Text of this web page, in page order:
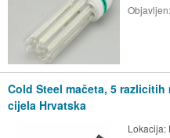
Objavljen:
Cold Steel mačeta, 5 razlicitih
cijela Hrvatska
Lokacija: